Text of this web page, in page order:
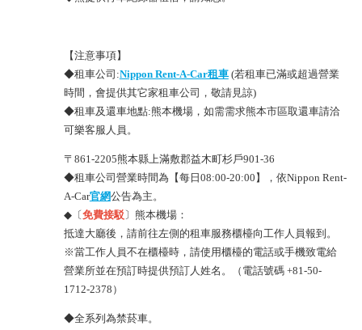
【注意事項】
◆租車公司:Nippon Rent-A-Car租車(若租車已滿或超過營業
時間，會提供其它家租車公司，敬請見諒)
◆租車及還車地點:熊本機場，如需需求熊本市區取還車請洽
可樂客服人員。
〒861-2205熊本縣上滿敷郡益木町杉戶901-36
◆租車公司營業時間為【每日08:00-20:00】，依Nippon Rent-
A-Car官網公告為主。
◆〔免費接駁 〕熊本機場：
抵達大廳後，請前往左側的租車服務櫃檯向工作人員報到。
※當工作人員不在櫃檯時，請使用櫃檯的電話或手機致電給
營業所並在預訂時提供預訂人姓名。（電話號碼 +81-50-
1712-2378）
◆全系列為禁菸車。